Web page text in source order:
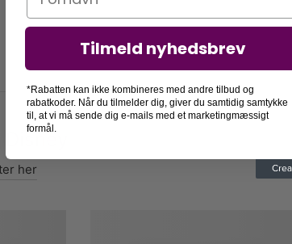
her
Tilmeld nyhedsbrev
*Rabatten kan ikke kombineres med andre tilbud og
rabatkoder. Når du tilmelder dig, giver du samtidig samtykke
til, at vi må sende dig e-mails med et marketingmæssigt
formål.